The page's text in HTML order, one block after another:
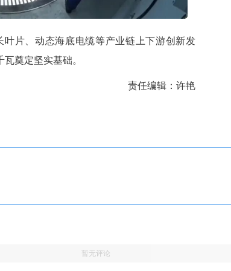
片、 动态海底电缆等产业链上下游创新发
奠定坚实基础。
责任编辑：许艳
暂无评论